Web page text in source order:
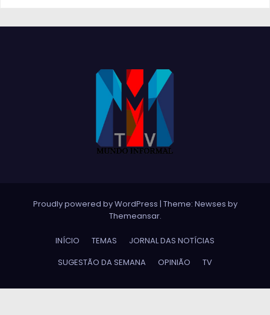
Proudly powered by WordPress | Theme: Newses by
Themeansar.
INÍCIO TEMAS
JORNAL DAS NOTÍCIAS
SUGESTÃO DA SEMANA
OPINIÃO TV